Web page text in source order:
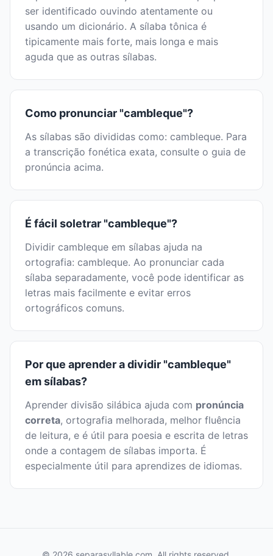
ser identificado ouvindo atentamente ou
usando um dicionário. A sílaba tônica é
tipicamente mais forte, mais longa e mais
aguda que as outras sílabas.
Como pronunciar "cambleque"?
As sílabas são divididas como: cambleque. Para
a transcrição fonética exata, consulte o guia de
pronúncia acima.
É fácil soletrar "cambleque"?
Dividir cambleque em sílabas ajuda na
ortografia: cambleque. Ao pronunciar cada
sílaba separadamente, você pode identificar as
letras mais facilmente e evitar erros
ortográficos comuns.
Por que aprender a dividir "cambleque"
em sílabas?
Aprender divisão silábica ajuda com pronúncia
correta, ortografia melhorada, melhor fluência
de leitura, e é útil para poesia e escrita de letras
onde a contagem de sílabas importa. É
especialmente útil para aprendizes de idiomas.